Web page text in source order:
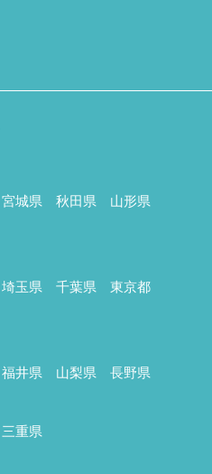
宮城県 秋田県
山形県
埼玉県 千葉県
東京都
福井県 山梨県 長野県
三重県